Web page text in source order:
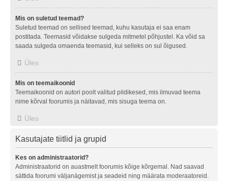
Mis on suletud teemad?
Suletud teemad on sellised teemad, kuhu kasutaja ei saa enam
postitada. Teemasid võidakse sulgeda mitmetel põhjustel. Ka võid sa
saada sulgeda omaenda teemasid, kui selleks on sul õigused.
Üles
Mis on teemaikoonid
Teemaikoonid on autori poolt valitud pildikesed, mis ilmuvad teema
nime kõrval foorumis ja näitavad, mis sisuga teema on.
Üles
Kasutajate tiitlid ja grupid
Kes on administraatorid?
Administraatorid on auastmelt foorumis kõige kõrgemal. Nad saavad
sättida foorumi väljanägemist ja seadeid ning määrata moderaatoreid.